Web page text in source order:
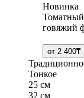
Новинка
Томатный
говяжий
Тонкое
25 см
32 см